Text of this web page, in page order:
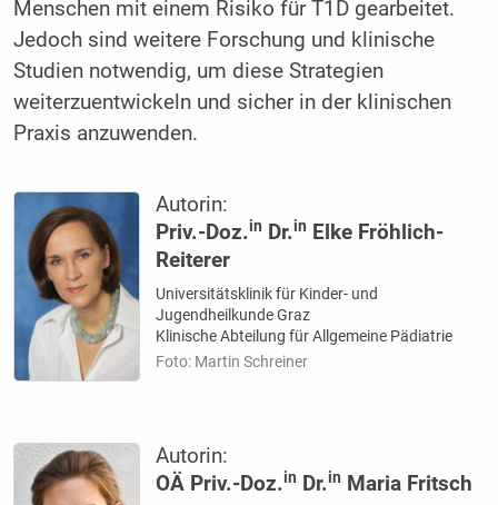
Menschen mit einem Risiko für T1D gearbeitet.
Jedoch sind weitere Forschung und klinische
Studien notwendig, um diese Strategien
weiterzuentwickeln und sicher in der klinischen
Praxis anzuwenden.
Autorin:
Priv.-Doz.in Dr.in
Elke Fröhlich-
Reiterer
Universitätsklinik für Kinder- und
Jugendheilkunde Graz
Klinische Abteilung für Allgemeine Pädiatrie
Foto: Martin Schreiner
Autorin:
OÄ Priv.-Doz.in Dr.in Maria Fritsch